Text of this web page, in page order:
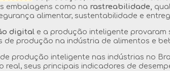
embalagens como na rastreabilidade,
alimentar, sustentabilidade e
digital e a produção inteligente provaram
produção na indústria de alimentos e
produção inteligente nas indústrias no
real, seus principais indicadores de